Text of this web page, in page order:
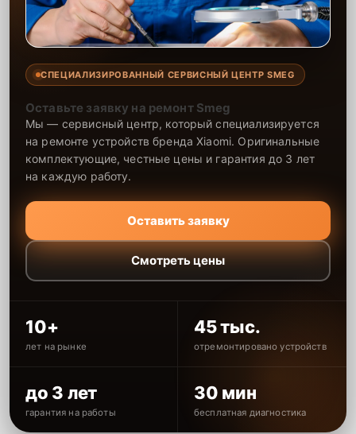
СПЕЦИАЛИЗИРОВАННЫЙ СЕРВИСНЫЙ ЦЕНТР SMEG
Оставьте заявку на ремонт Smeg
Мы — сервисный центр, который специализируется
на ремонте устройств бренда Xiaomi. Оригинальные
комплектующие, честные цены и гарантия до 3 лет
на каждую работу.
Оставить заявку
Смотреть цены
10+
лет на рынке
45 тыс.
отремонтировано устройств
до 3 лет
гарантия на работы
30 мин
бесплатная диагностика